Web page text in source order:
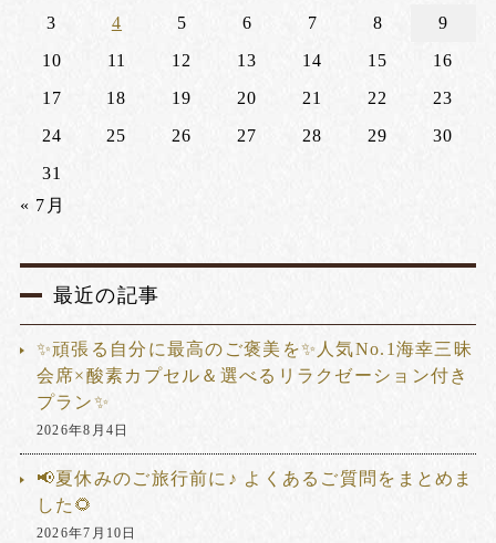
3
4 5 6 7 8
9
10
11 12 13 14 15
16
17
18 19 20 21 22
23
24
25 26 27 28 29
30
31
« 7月
最近の記事
✨頑張る自分に最高のご褒美を✨人気No.1海幸三昧
会席×酸素カプセル＆選べるリラクゼーション付き
プラン✨
2026年8月4日
📢夏休みのご旅行前に♪ よくあるご質問をまとめま
した🌻
2026年7月10日